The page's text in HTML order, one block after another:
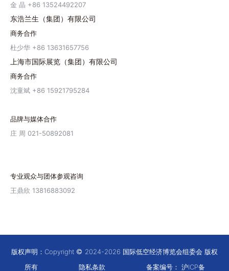
金 晶 +86 13524492207
东浩兰生（集团）有限公司
商务合作
杜少华 +86 13631657756
上海市国际展览（集团）有限公司
商务合作
沈童斌 +86 15921795284
品牌与媒体合作
庄 周 021-50892081
专业观众与团体参观咨询
王鼎欣 13816883092
版权声明：Copyright
2024-2026 国际低空经济博览会组委会 版权
所有
隐私条款 备案编号： 沪ICP备